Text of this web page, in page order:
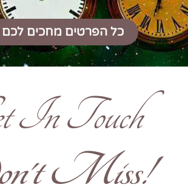
כל הפרטים מחכים לכם
In Touch
Miss